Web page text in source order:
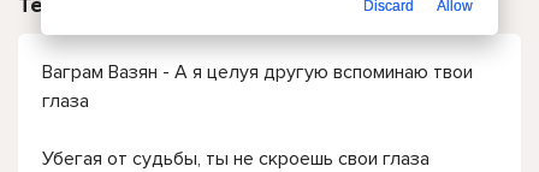
Ваграм Вазян - А я целуя другую вспоминаю твои
глаза
Убегая от судьбы, ты не скроешь свои глаза
Discard Allow